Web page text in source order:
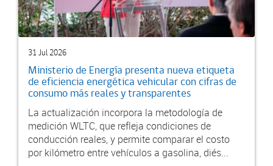
31 Jul 2026
Ministerio de Energía presenta nueva etiqueta
de eficiencia energética vehicular con cifras de
consumo más reales y transparentes
La actualización incorpora la metodología de
medición WLTC, que refleja condiciones de
conducción reales, y permite comparar el costo
por kilómetro entre vehículos a gasolina, diés...